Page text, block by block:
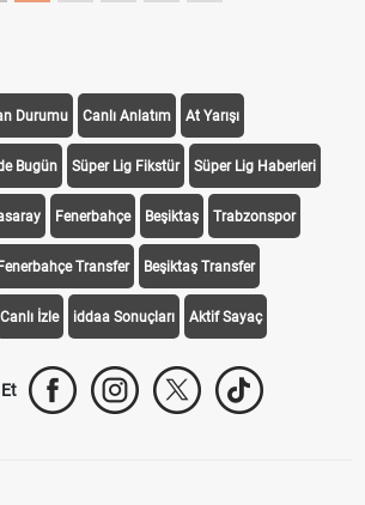
Durumu Canlı Anlatım At Yarışı
Bugün Süper Lig Fikstür Süper Lig Haberleri
Fenerbahçe Beşiktaş Trabzonspor
Fenerbahçe Transfer Beşiktaş Transfer
Canlı İzle iddaa Sonuçları Aktif Sayaç